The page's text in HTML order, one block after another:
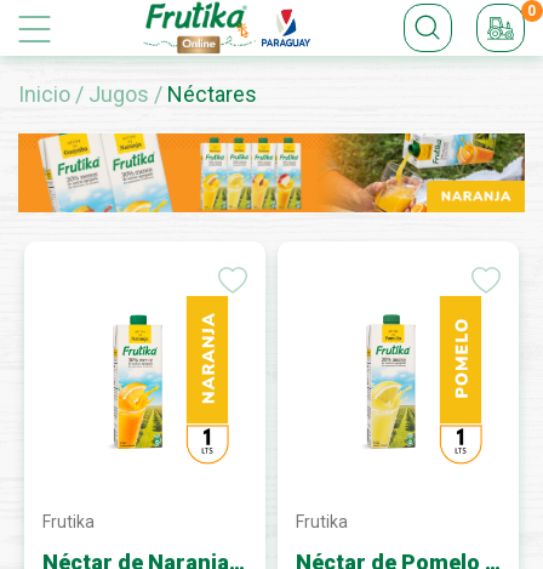
0
Inicio / Jugos / Néctares
Frutika
Néctar de Naranja 1L
Frutika
Néctar de Pomelo 1L